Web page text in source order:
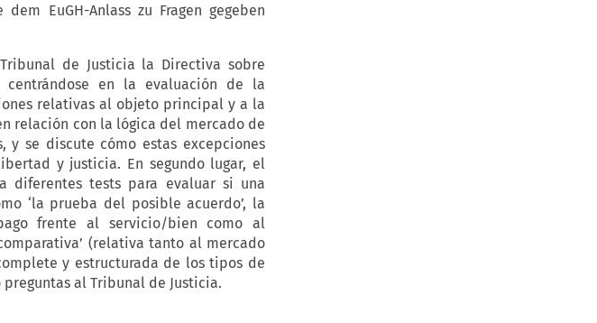
EuGH-Anlass zu Fragen gegeben
de Justicia la Directiva sobre
centrándose en la evaluación de la
relativas al objeto principal y a la
relación con la lógica del mercado de
y se discute cómo estas excepciones
y justicia. En segundo lugar, el
diferentes tests para evaluar si una
‘la prueba del posible acuerdo’, la
frente al servicio/bien como al
(relativa tanto al mercado
y estructurada de los tipos de
al Tribunal de Justicia.